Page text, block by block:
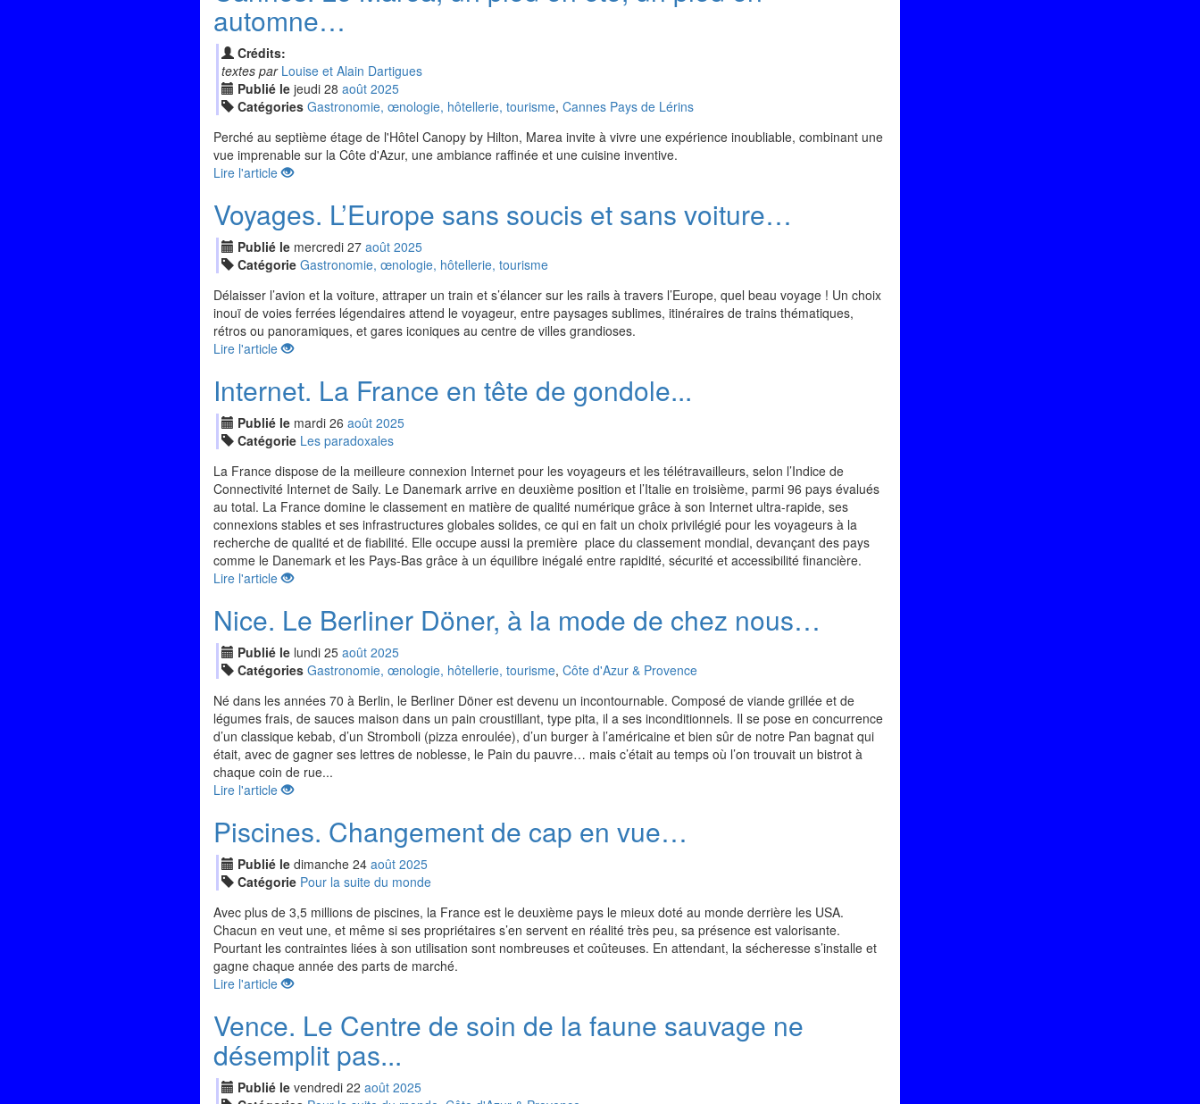
automne…
Crédits:
textes par Louise et Alain Dartigues
Publié le jeudi 28 août 2025
Catégories Gastronomie, œnologie, hôtellerie, tourisme, Cannes Pays de Lérins
Perché au septième étage de l'Hôtel Canopy by Hilton, Marea invite à vivre une expérience inoubliable, combinant une
vue imprenable sur la Côte d'Azur, une ambiance raffinée et une cuisine inventive.
Lire l'article
Voyages. L’Europe sans soucis et sans voiture…
Publié le mercredi 27 août 2025
Catégorie Gastronomie, œnologie, hôtellerie, tourisme
Délaisser l’avion et la voiture, attraper un train et s’élancer sur les rails à travers l’Europe, quel beau voyage ! Un choix
inouï de voies ferrées légendaires attend le voyageur, entre paysages sublimes, itinéraires de trains thématiques,
rétros ou panoramiques, et gares iconiques au centre de villes grandioses.
Lire l'article
Internet. La France en tête de gondole...
Publié le mardi 26 août 2025
Catégorie Les paradoxales
La France dispose de la meilleure connexion Internet pour les voyageurs et les télétravailleurs, selon l’Indice de
Connectivité Internet de Saily. Le Danemark arrive en deuxième position et l’Italie en troisième, parmi 96 pays évalués
au total. La France domine le classement en matière de qualité numérique grâce à son Internet ultra-rapide, ses
connexions stables et ses infrastructures globales solides, ce qui en fait un choix privilégié pour les voyageurs à la
recherche de qualité et de fiabilité. Elle occupe aussi la première place du classement mondial, devançant des pays
comme le Danemark et les Pays-Bas grâce à un équilibre inégalé entre rapidité, sécurité et accessibilité financière.
Lire l'article
Nice. Le Berliner Döner, à la mode de chez nous…
Publié le lundi 25 août 2025
Catégories Gastronomie, œnologie, hôtellerie, tourisme, Côte d'Azur & Provence
Né dans les années 70 à Berlin, le Berliner Döner est devenu un incontournable. Composé de viande grillée et de
légumes frais, de sauces maison dans un pain croustillant, type pita, il a ses inconditionnels. Il se pose en concurrence
d’un classique kebab, d’un Stromboli (pizza enroulée), d’un burger à l’américaine et bien sûr de notre Pan bagnat qui
était, avec de gagner ses lettres de noblesse, le Pain du pauvre… mais c’était au temps où l’on trouvait un bistrot à
chaque coin de rue...
Lire l'article
Piscines. Changement de cap en vue…
Publié le dimanche 24 août 2025
Catégorie Pour la suite du monde
Avec plus de 3,5 millions de piscines, la France est le deuxième pays le mieux doté au monde derrière les USA.
Chacun en veut une, et même si ses propriétaires s’en servent en réalité très peu, sa présence est valorisante.
Pourtant les contraintes liées à son utilisation sont nombreuses et coûteuses. En attendant, la sécheresse s’installe et
gagne chaque année des parts de marché.
Lire l'article
Vence. Le Centre de soin de la faune sauvage ne
désemplit pas...
Publié le vendredi 22 août 2025